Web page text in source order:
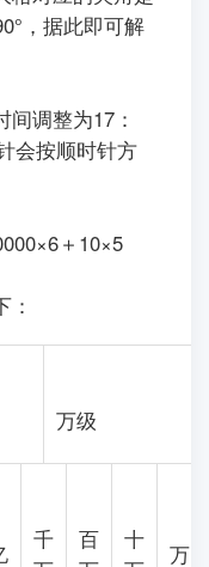
，据此即可解
间调整为17：
会按顺时针方
＋10×5
万级
千
百
十
万